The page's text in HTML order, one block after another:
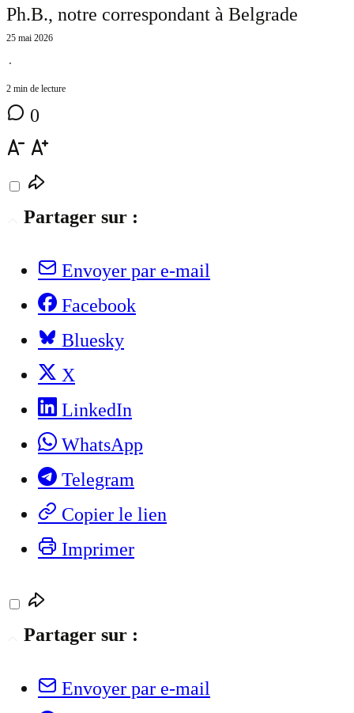
Ph.B., notre correspondant à Belgrade
25 mai 2026
⋅
2 min de lecture
0
Partager sur :
Envoyer par e-mail
Facebook
Bluesky
X
LinkedIn
WhatsApp
Telegram
Copier le lien
Imprimer
Partager sur :
Envoyer par e-mail